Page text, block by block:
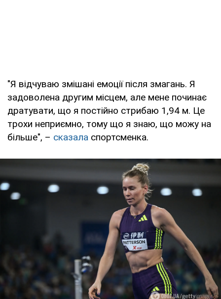
"Я відчуваю змішані емоції після змагань. Я
задоволена другим місцем, але мене починає
дратувати, що я постійно стрибаю 1,94 м. Це
трохи неприємно, тому що я знаю, що можу на
більше", – сказала спортсменка.